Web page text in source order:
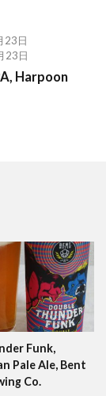
23日
23日
Harpoon
Funk,
Pale Ale, Bent
Co.